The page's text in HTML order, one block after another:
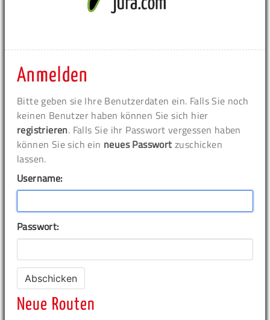
Anmelden
Bitte geben sie Ihre Benutzerdaten ein. Falls Sie noch
keinen Benutzer haben können Sie sich hier
registrieren. Falls Sie ihr Passwort vergessen haben
können Sie sich ein neues Passwort zuschicken
lassen.
Username:
Passwort:
Neue Routen